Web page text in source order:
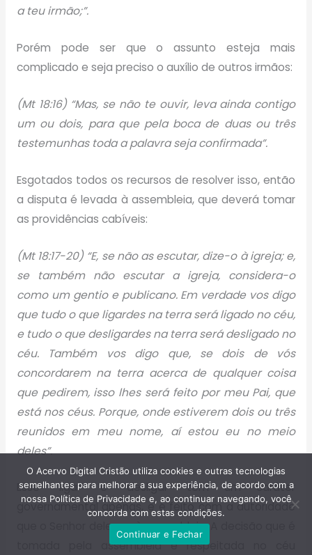
a teu irmão;”.
Porém pode ser que o assunto esteja mais
complicado e seja preciso o auxílio de outros irmãos:
(Mt 18:16) “Mas, se não te ouvir, leva ainda contigo
um ou dois, para que pela boca de duas ou três
testemunhas toda a palavra seja confirmada”.
Esgotados todos os recursos de resolver isso, então
a disputa é levada à assembleia, que deverá tomar
as providências cabíveis:
(Mt 18:17-20) “E, se não as escutar, dize-o à igreja; e,
se também não escutar a igreja, considera-o
como um gentio e publicano. Em verdade vos digo
que tudo o que ligardes na terra será ligado no céu,
e tudo o que desligardes na terra será desligado no
céu. Também vos digo que, se dois de vós
concordarem na terra acerca de qualquer coisa
que pedirem, isso lhes será feito por meu Pai, que
está nos céus. Porque, onde estiverem dois ou três
reunidos em meu nome, aí estou eu no meio
deles”.
Esse “ligar” e “desligar” tem um caráter
governamental apenas, e é feito com a autoridade
que o Senhor delegou à assembleia. A decisão que é
tomada pela assembleia é respeitada no céu
O Acervo Digital Cristão utiliza cookies e outras tecnologias
semelhantes para melhorar a sua experiência, de acordo com a
nossa Política de Privacidade e, ao continuar navegando, você
concorda com estas condições.
Continuar e Fechar